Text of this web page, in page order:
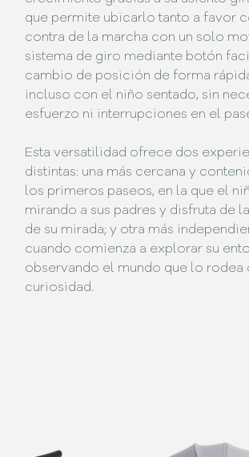
que permite ubicarlo tanto a favor
contra de la marcha con un solo
sistema de giro mediante botón
cambio de posición de forma
incluso con el niño sentado, sin
esfuerzo ni interrupciones en el
Esta versatilidad ofrece dos
distintas: una más cercana y
los primeros paseos, en la que el
mirando a sus padres y disfruta de
de su mirada; y otra más
cuando comienza a explorar su
observando el mundo que lo rodea
curiosidad.